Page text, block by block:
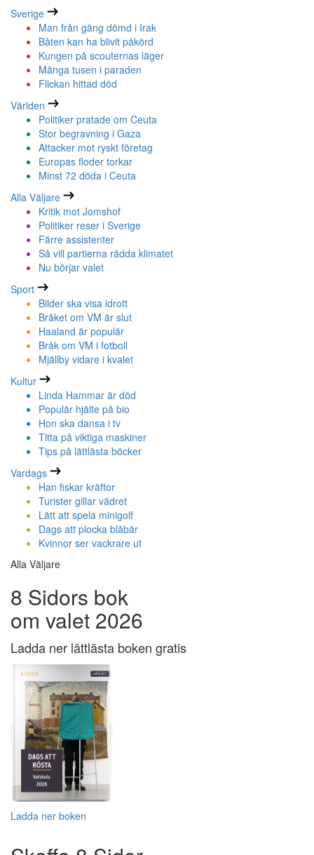
Sverige
Man från gäng dömd i Irak
Båten kan ha blivit påkörd
Kungen på scouternas läger
Många tusen i paraden
Flickan hittad död
Världen
Politiker pratade om Ceuta
Stor begravning i Gaza
Attacker mot ryskt företag
Europas floder torkar
Minst 72 döda i Ceuta
Alla Väljare
Kritik mot Jomshof
Politiker reser i Sverige
Färre assistenter
Så vill partierna rädda klimatet
Nu börjar valet
Sport
Bilder ska visa idrott
Bråket om VM är slut
Haaland är populär
Bråk om VM i fotboll
Mjällby vidare i kvalet
Kultur
Linda Hammar är död
Populär hjälte på bio
Hon ska dansa i tv
Titta på viktiga maskiner
Tips på lättlästa böcker
Vardags
Han fiskar kräftor
Turister gillar vädret
Lätt att spela minigolf
Dags att plocka blåbär
Kvinnor ser vackrare ut
Alla Väljare
8 Sidors bok
om valet 2026
Ladda ner lättlästa boken gratis
Ladda ner boken